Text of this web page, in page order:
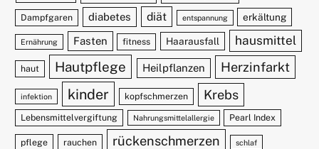
Dampfgaren diabetes diät entspannung erkältung
Ernährung Fasten fitness Haarausfall hausmittel
haut Hautpflege Heilpflanzen Herzinfarkt
infektion kinder kopfschmerzen Krebs
Lebensmittelvergiftung Nahrungsmittelallergie Pearl Index
pflege rauchen rückenschmerzen schlaf